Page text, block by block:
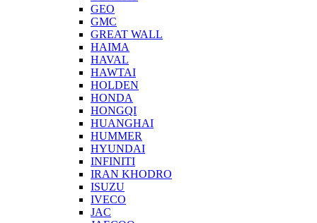
GEO
GMC
GREAT WALL
HAIMA
HAVAL
HAWTAI
HOLDEN
HONDA
HONGQI
HUANGHAI
HUMMER
HYUNDAI
INFINITI
IRAN KHODRO
ISUZU
IVECO
JAC